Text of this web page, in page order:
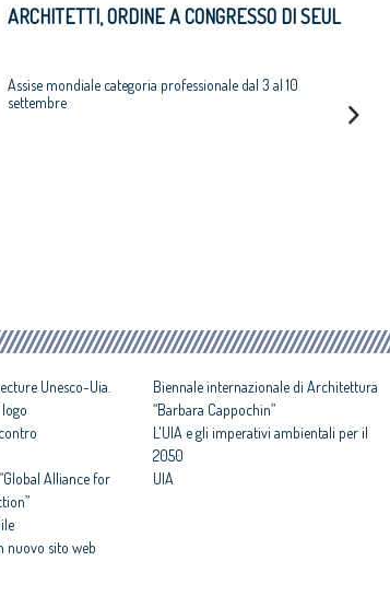
ARCHITETTI, ORDINE A CONGRESSO DI SEUL
Assise mondiale categoria professionale dal 3 al 10
settembre
Unesco-Uia.
“Global Alliance for
nuovo sito web
Biennale internazionale di Architettura
“Barbara Cappochin”
L'UIA e gli imperativi ambientali per il
2050
UIA